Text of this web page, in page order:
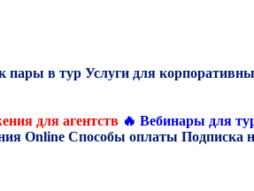
пары в тур Услуги для
для агентств 🔥 Вебинары для
Online Способы оплаты Подписка